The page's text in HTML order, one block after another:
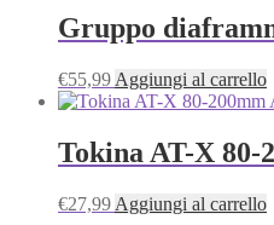
Gruppo
€55,99 Aggiungi al carrello
Tokina AT-X 80-
€27,99 Aggiungi al carrello